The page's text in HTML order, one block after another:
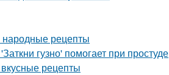
народные рецепты
гузно' помогает при простуде
рецепты